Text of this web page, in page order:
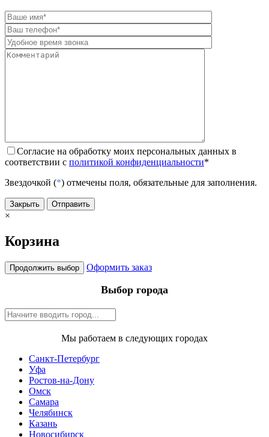
Согласие на обработку моих персональных данных в
соответствии с политикой конфиденциальности*
Звездочкой (*) отмечены поля, обязательные для заполнения.
Закрыть Отправить
×
Корзина
Продолжить выбор Оформить заказ
Выбор города
Мы работаем в следующих городах
Санкт-Петербург
Уфа
Ростов-на-Дону
Омск
Самара
Челябинск
Казань
Новосибирск